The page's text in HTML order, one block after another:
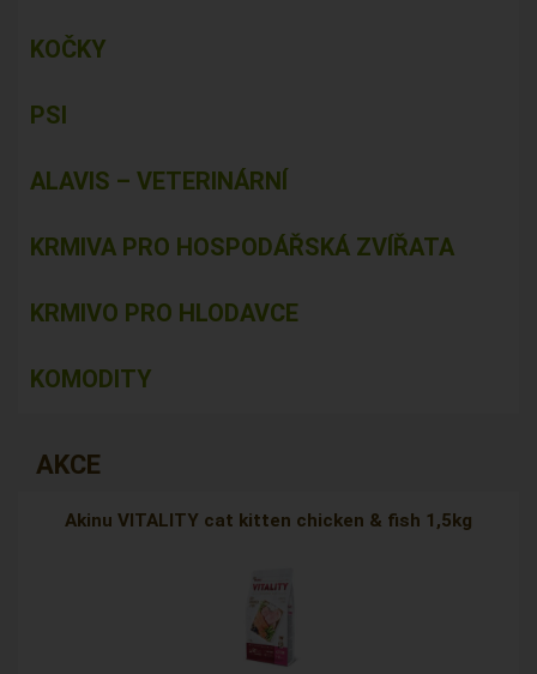
KOČKY
PSI
ALAVIS – VETERINÁRNÍ
KRMIVA PRO HOSPODÁŘSKÁ ZVÍŘATA
KRMIVO PRO HLODAVCE
KOMODITY
AKCE
Akinu VITALITY cat kitten chicken & fish 1,5kg